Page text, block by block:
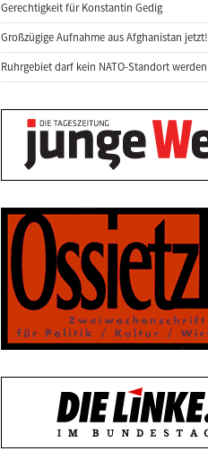
Gerechtigkeit für Konstantin Gedig
Großzügige Aufnahme aus Afghanistan jetzt!
Ruhrgebiet darf kein NATO-Standort werden